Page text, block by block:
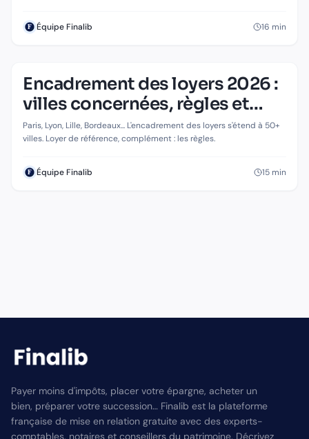
Équipe Finalib 16 min
IMMOBILIER
Encadrement des loyers 2026 : villes
concernées, règles et sanctions
Encadrement des loyers 2026 :
villes concernées, règles et
sanctions
Paris, Lyon, Lille, Bordeaux... L'encadrement des loyers s'étend à 50+
villes. Loyer de référence, complément : les règles.
Équipe Finalib 15min
Payer moins d'impôts, placer votre épargne, acheter un
bien, préparer votre succession… Finalib est la plateforme
française de mise en relation gratuite avec des experts-
comptables, notaires et conseillers du patrimoine. Décrivez